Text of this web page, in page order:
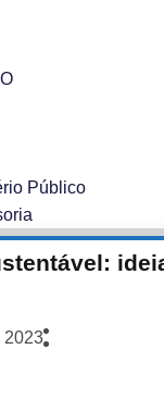
Público
2023